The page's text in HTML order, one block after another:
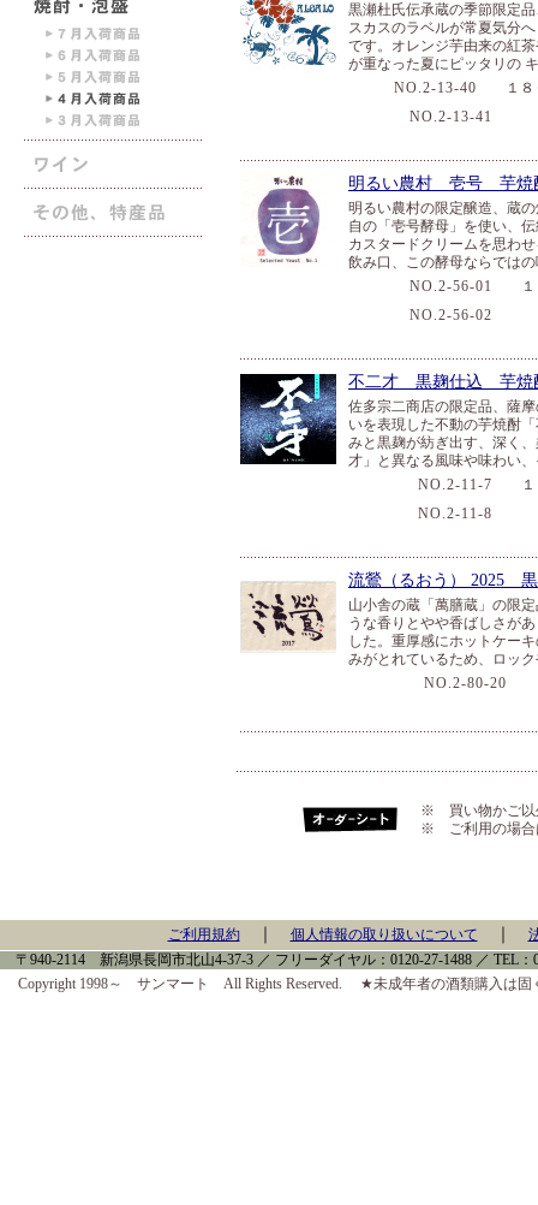
黒瀬杜氏伝承蔵の季節限定
スカスのラベルが常夏気分
です。オレンジ芋由来の紅
が重なった夏にピッタリの
NO.2-13-40 １８
NO.2-13-41
明るい農村 壱号 芋焼
明るい農村の限定醸造、蔵
自の「壱号酵母」を使い、
カスタードクリームを思わ
飲み口、この酵母ならでは
NO.2-56-01
１
NO.2-56-02
不二才 黒麹仕込 芋焼
佐多宗二商店の限定品、薩
いを表現した不動の芋焼酎
みと黒麹が紡ぎ出す、深く
才」と異なる風味や味わい
NO.2-11-7 １
NO.2-11-8
流鶯（るおう） 2025
山小舎の蔵「萬膳蔵」の限
うな香りとやや香ばしさが
した。重厚感にホットケー
みがとれているため、ロッ
NO.2-80-20
※ 買い物かご以
※ ご利用の場合
ご利用規約｜ 個人情報の取り扱いについて
〒940-2114 新潟県長岡市北山4-37-3 ／ フリーダイヤル：0120-27-1488 ／ TEL：
Copyright 1998～ サンマート All Rights Reserved. ★未成年者の酒類購入は固